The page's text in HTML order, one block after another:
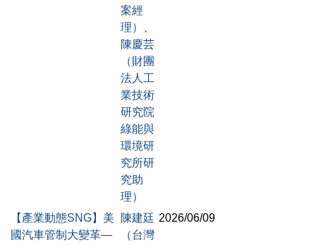
案經
理）
陳慶芸
（財團
法人工
業技術
研究院
綠能與
環境研
究所研
究助
理）
【產業動態SNG】美
國汽車管制大變革―
陳建廷
（台灣
2026/06/09